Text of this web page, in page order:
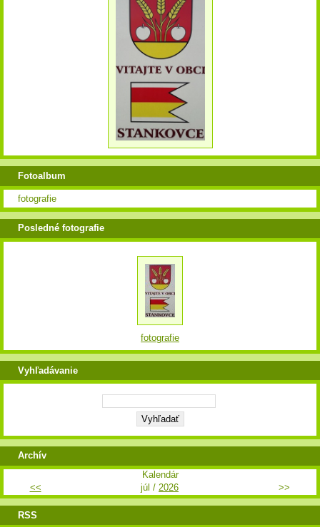
Fotoalbum
fotografie
Posledné fotografie
fotografie
Vyhľadávanie
Archív
Kalendár
<<
júl / 2026 >>
RSS